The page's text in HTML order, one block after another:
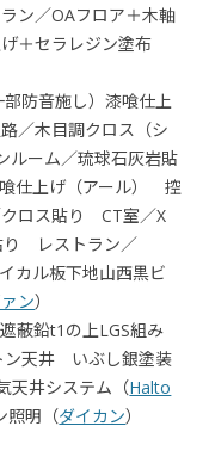
ン／OAフロア＋木軸
＋セラレジン塗布
防音施し）漆喰仕上
／木目調クロス（シ
ーム／琉球石灰岩貼
仕上げ（アール） 控
クロス貼り CT室／X
り レストラン／
カル板下地山西黒ビ
ン）
蔽鉛t1の上LGS組み
ン天井 いぶし銀塗装
天井システム（Halto
照明（ダイカン）